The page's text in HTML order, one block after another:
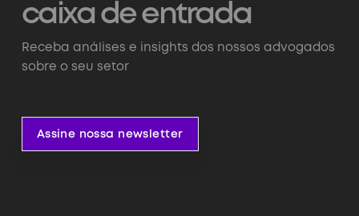
caixa de entrada
Receba análises e insights dos nossos advogados
sobre o seu setor
Assine nossa newsletter